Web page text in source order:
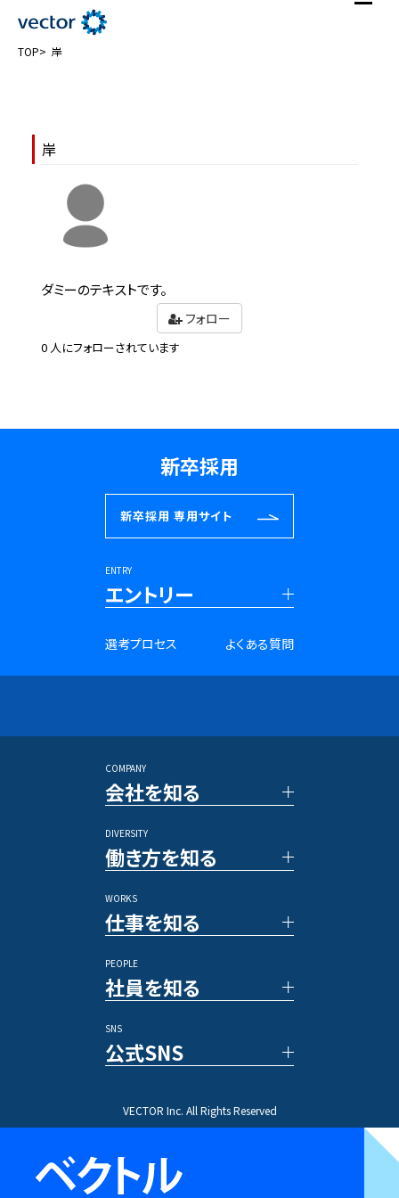
TOP 岸
岸
ダミーのテキストです。
フォロー
0 人にフォローされています
新卒採用
新卒採用 専用サイト
ENTRY
エントリー
■新卒採用
28年卒 PRコンサルタント
長期インターンシップ
■キャリア採用
PRコンサルタント
アルムナイ採用
その他のポジション
選考プロセス よくある質問
COMPANY
会社を知る
TOP メッセージ
ベクトルの強み
新規事業／投資事業
アワード/ランキング
DIVERSITY
働き方を知る
社員の一日
各種制度
休暇／勤怠制度
WORKS
仕事を知る
事例紹介
業務内容
PEOPLE
社員を知る
文字で読む社員インタビュー
動画で知る先輩社員
SNS
公式SNS
Instagram
VECTOR Inc. All Rights Reserved